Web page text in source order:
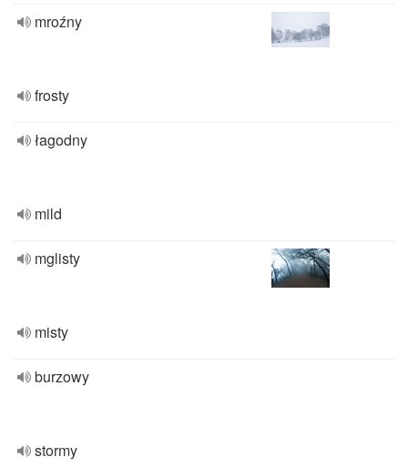
mroźny
frosty
łagodny
mild
mglisty
misty
burzowy
stormy